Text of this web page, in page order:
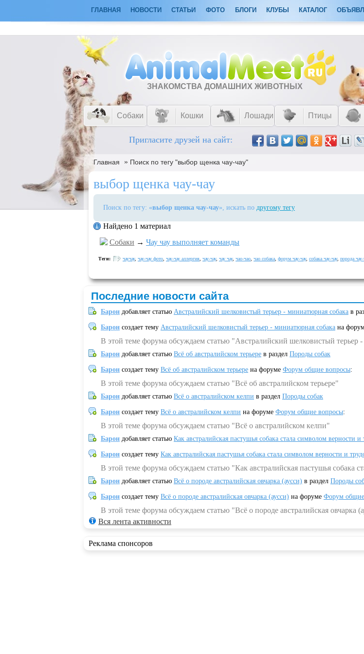
ГЛАВНАЯ НОВОСТИ СТАТЬИ ФОТО БЛОГИ КЛУБЫ КАТАЛОГ
ЗНАКОМСТВА ДОМАШНИХ ЖИВОТНЫХ
Собаки Кошки Лошади Птицы
Пригласите друзей на сайт:
Главная » Поиск по тегу "выбор щенка чау-чау"
выбор щенка чау-чау
Поиск по тегу: «выбор щенка чау-чау», искать по другому тегу
Найдено 1 материал
Собаки → Чау чау выполняет команды
Теги: чаучау, чау-чау фото чау-чау аллергия чау-чау, чау чау, чао-чао чао собака форум чау-чау, собака чау-чау, порода чау-
Последние новости сайта
Барон добавляет статью Австралийский шелковистый терьер - миниатюрная собака в
Барон создает тему Австралийский шелковистый терьер - миниатюрная собака на
В этой теме форума обсуждаем статью "Австралийский шелковистый терьер
Барон добавляет статью Всё об австралийском терьере в раздел Породы собак
Барон создает тему Всё об австралийском терьере на форуме Форум общие вопросы:
В этой теме форума обсуждаем статью "Всё об австралийском терьере"
Барон добавляет статью Всё о австралийском келпи в раздел Породы собак
Барон создает тему Всё о австралийском келпи на форуме Форум общие вопросы:
В этой теме форума обсуждаем статью "Всё о австралийском келпи"
Барон добавляет статью Как австралийская пастушья собака стала символом верности и
Барон создает тему Как австралийская пастушья собака стала символом верности и
В этой теме форума обсуждаем статью "Как австралийская пастушья собака
Барон добавляет статью Всё о породе австралийская овчарка (аусси) в раздел Породы
Барон создает тему Всё о породе австралийская овчарка (аусси) на форуме Форум
В этой теме форума обсуждаем статью "Всё о породе австралийская овчарка
Вся лента активности
Реклама спонсоров